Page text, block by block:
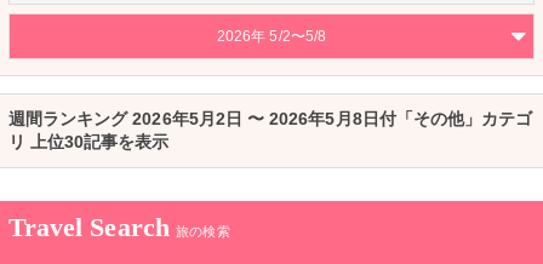
2026年 5/2〜5/8
週間ランキング 2026年5月2日 〜 2026年5月8日付「その他」カテゴ
リ 上位30記事を表示
Travel Search 旅の検索